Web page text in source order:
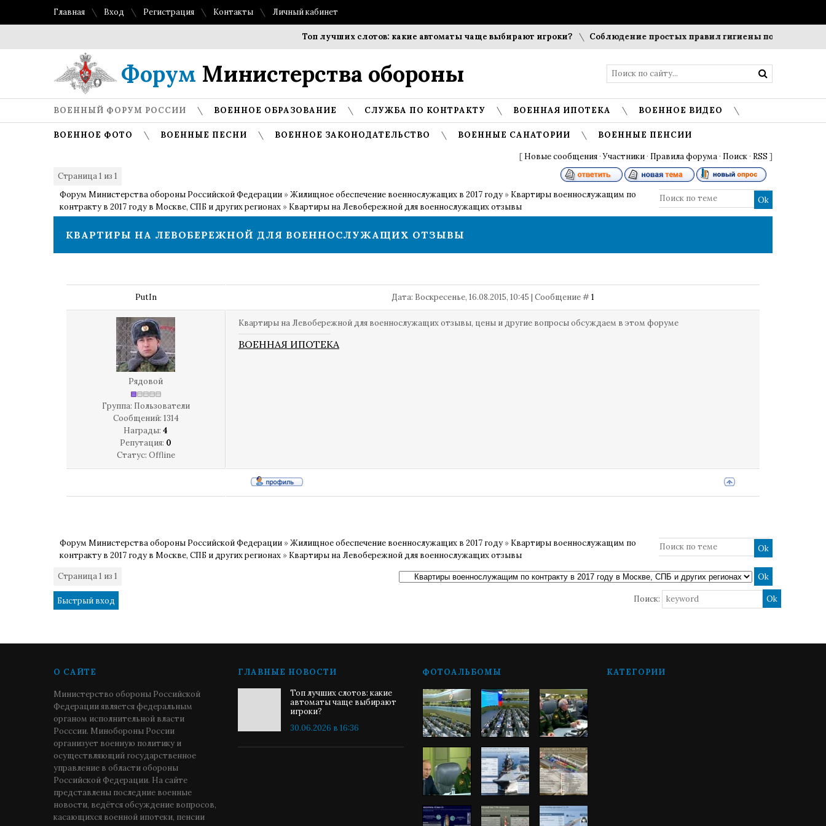
Главная Вход Регистрация Контакты Личный кабинет
Топ лучших слотов: какие автоматы чаще выбирают игроки? Соблюдение простых правил гигиены помогает
Форум Министерства обороны
ВОЕННЫЙ ФОРУМ РОССИИ ВОЕННОЕ ОБРАЗОВАНИЕ СЛУЖБА ПО КОНТРАКТУ ВОЕННАЯ ИПОТЕКА ВОЕННОЕ ВИДЕО
ВОЕННОЕ ФОТО ВОЕННЫЕ ПЕСНИ ВОЕННОЕ ЗАКОНОДАТЕЛЬСТВО ВОЕННЫЕ САНАТОРИИ ВОЕННЫЕ ПЕНСИИ
[ Новые сообщения ·Участники · Правила форума · Поиск · RSS ]
Страница1 из 1
Форум Министерства обороны Российской Федерации »Жилищное обеспечение военнослужащих в 2017 году » Квартиры военнослужащим по
контракту в 2017 году в Москве, СПБ и других регионах » Квартиры на Левобережной для военнослужащих отзывы
КВАРТИРЫ НА ЛЕВОБЕРЕЖНОЙ ДЛЯ ВОЕННОСЛУЖАЩИХ ОТЗЫВЫ
PutIn Дата: Воскресенье, 16.08.2015, 10:45 | Сообщение #1
Рядовой
Группа: Пользователи
Сообщений: 1314
Награды: 4
Репутация: 0
Статус: Offline
Квартиры на Левобережной для военнослужащих отзывы, цены и другие вопросы обсуждаем в этом форуме
ВОЕННАЯ ИПОТЕКА
Форум Министерства обороны Российской Федерации »Жилищное обеспечение военнослужащих в 2017 году » Квартиры военнослужащим по
контракту в 2017 году в Москве, СПБ и других регионах » Квартиры на Левобережной для военнослужащих отзывы
Страница1 из 1
Поиск:
О САЙТЕ
Министерство обороны Российской
Федерации является федеральным
органом исполнительной власти
Росссии. Минобороны России
организует военную политику и
осуществляющий государственное
управление в области обороны
Российской Федерации. На сайте
представлены последние военные
новости, ведётся обсуждение вопросов,
касающихся военной ипотеки, пенсии
ГЛАВНЫЕ НОВОСТИ
Топ лучших слотов: какие
автоматы чаще выбирают
игроки?
30.06.2026 в 16:36
ФОТОАЛЬБОМЫ КАТЕГОРИИ